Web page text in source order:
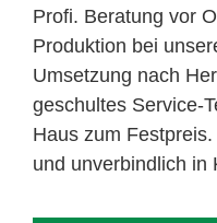
Profi. Beratung vor
Produktion bei
Umsetzung nach
geschultes Service-
Haus zum
und unverbindlich in